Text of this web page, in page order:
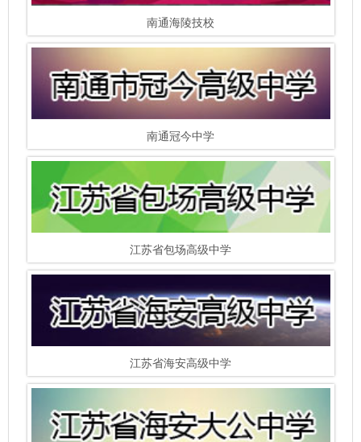
南通海陵技校
南通冠今中学
江苏省包场高级中学
江苏省海安高级中学